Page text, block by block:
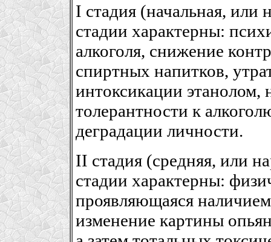
I стадия (начальная, или
стадии характерны:
алкоголя, снижение
спиртных напитков,
интоксикации этанолом,
толерантности к
деградации личности.
II стадия (средняя, или
стадии характерны:
проявляющаяся
изменение картины